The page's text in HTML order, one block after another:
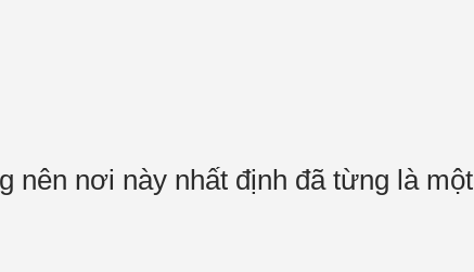
nên nơi này nhất định đã từng là một